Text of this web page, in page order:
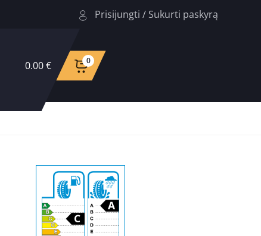
Prisijungti / Sukurti paskyrą
0.00 € 0